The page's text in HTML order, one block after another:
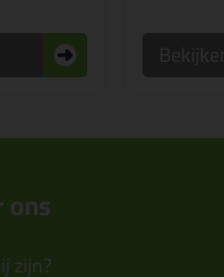
ons
zijn?